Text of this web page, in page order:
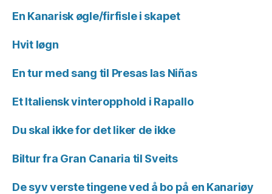
En Kanarisk øgle/firfisle i skapet
Hvit løgn
En tur med sang til Presas las Niñas
Et Italiensk vinteropphold i Rapallo
Du skal ikke for det liker de ikke
Biltur fra Gran Canaria til Sveits
De syv verste tingene ved å bo på en Kanariøy